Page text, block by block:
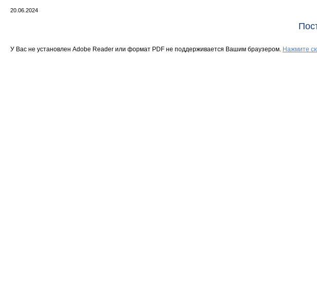
20.06.2024
У Вас не установлен Adobe Reader или формат PDF не поддерживается Вашим браузером. Нажмите